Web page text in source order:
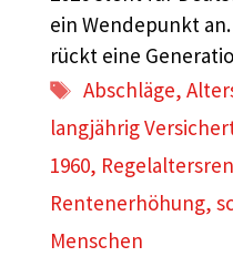
ein Wendepunkt
rückt eine
Schlagwörter
Abschläge,
langjährig
1960,
Rentenerhöhung,
Menschen